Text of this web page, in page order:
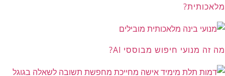
מלאכותית?
מה זה מנועי חיפוש מבוססי AI?